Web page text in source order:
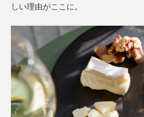
しい理由がここに。